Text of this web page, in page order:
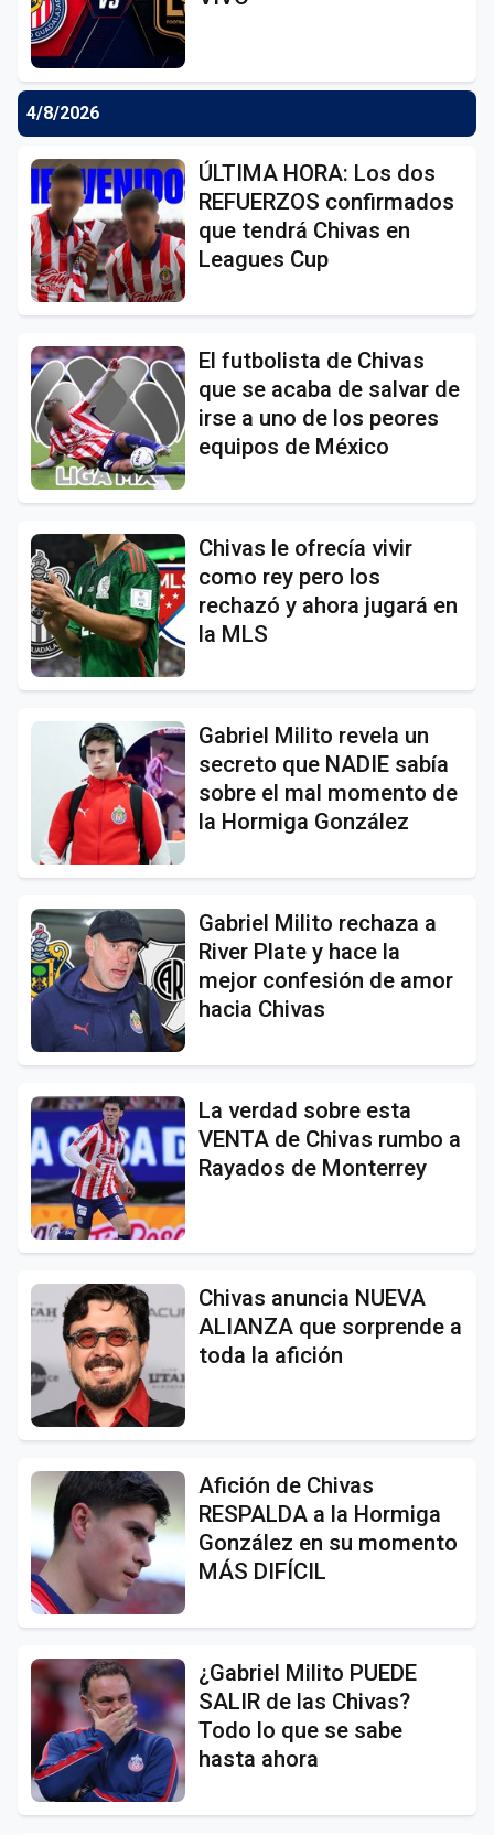
4/8/2026
ÚLTIMA HORA: Los dos
REFUERZOS confirmados
que tendrá Chivas en
Leagues Cup
El futbolista de Chivas
que se acaba de salvar de
irse a uno de los peores
equipos de México
Chivas le ofrecía vivir
como rey pero los
rechazó y ahora jugará en
la MLS
Gabriel Milito revela un
secreto que NADIE sabía
sobre el mal momento de
la Hormiga González
Gabriel Milito rechaza a
River Plate y hace la
mejor confesión de amor
hacia Chivas
La verdad sobre esta
VENTA de Chivas rumbo a
Rayados de Monterrey
Chivas anuncia NUEVA
ALIANZA que sorprende a
toda la afición
Afición de Chivas
RESPALDA a la Hormiga
González en su momento
MÁS DIFÍCIL
¿Gabriel Milito PUEDE
SALIR de las Chivas?
Todo lo que se sabe
hasta ahora